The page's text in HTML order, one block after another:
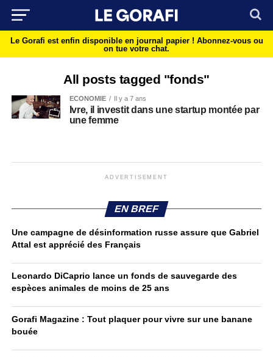
Le Gorafi est enfin disponible en journal papier ! Abonnez-vous ou
on tue votre chat.
All posts tagged "fonds"
ECONOMIE Il y a 7 ans
Ivre, il investit dans une startup montée par
une femme
ADVERTISEMENT
EN BREF
Une campagne de désinformation russe assure que Gabriel
Attal est apprécié des Français
Leonardo DiCaprio lance un fonds de sauvegarde des
espèces animales de moins de 25 ans
Gorafi Magazine : Tout plaquer pour vivre sur une banane
bouée